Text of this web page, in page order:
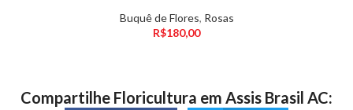
Buquê de Flores, Rosas
R$180,00
Compartilhe Floricultura em Assis Brasil AC: